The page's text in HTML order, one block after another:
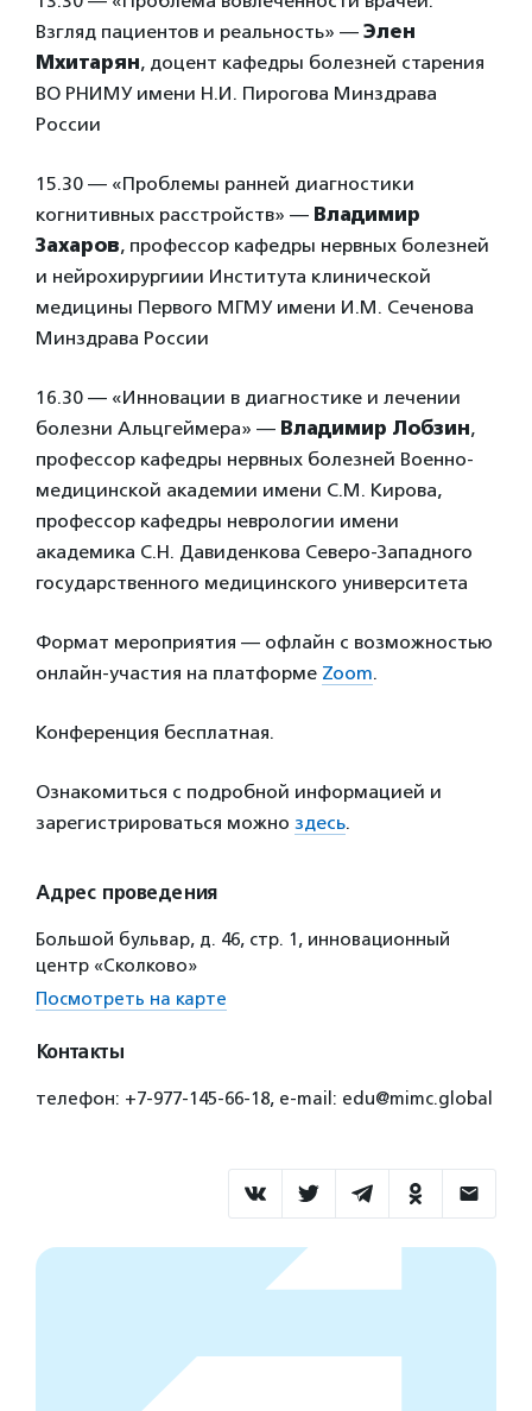
Взгляд пациентов и реальность» — Элен
Мхитарян, доцент кафедры болезней старения
ВО РНИМУ имени Н.И. Пирогова Минздрава
России
15.30 — «Проблемы ранней диагностики
когнитивных расстройств» — Владимир
Захаров, профессор кафедры нервных болезней
и нейрохирургиии Института клинической
медицины Первого МГМУ имени И.М. Сеченова
Минздрава России
16.30 — «Инновации в диагностике и лечении
болезни Альцгеймера» — Владимир Лобзин,
профессор кафедры нервных болезней Военно-
медицинской академии имени С.М. Кирова,
профессор кафедры неврологии имени
академика С.Н. Давиденкова Северо-Западного
государственного медицинского университета
Формат мероприятия — офлайн с возможностью
онлайн-участия на платформе Zoom.
Конференция бесплатная.
Ознакомиться с подробной информацией и
зарегистрироваться можно здесь.
Адрес проведения
Большой бульвар, д. 46, стр. 1, инновационный
центр «Сколково»
Посмотреть на карте
Контакты
телефон: +7-977-145-66-18, e-mail: edu@mimc.global